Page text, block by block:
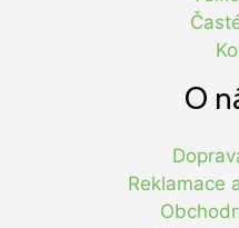
O
Reklamace